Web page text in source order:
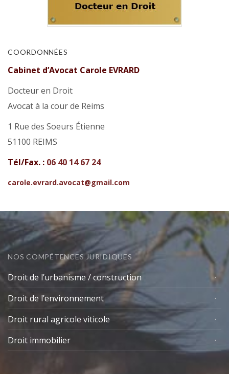
COORDONNÉES
Cabinet d’Avocat Carole EVRARD
Docteur en Droit
Avocat à la cour de Reims
1 Rue des Soeurs Étienne
51100 REIMS
Tél/Fax. : 06 40 14 67 24
carole.evrard.avocat@gmail.com
NOS COMPÉTENCES JURIDIQUES
Droit de l’urbanisme / construction
Droit de l’environnement
Droit rural agricole viticole
Droit immobilier